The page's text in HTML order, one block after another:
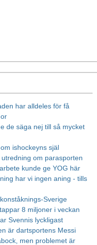
har alldeles för få
de säga nej till så mycket
ishockeyns själ
om parasporten
kunde ge YOG här
har vi ingen aning - tills
Sverige
8 miljoner i veckan
Svennis lyckligast
är dartsportens Messi
men problemet är